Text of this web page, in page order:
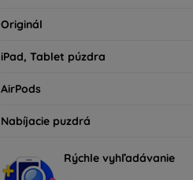
Originál
iPad, Tablet púzdra
AirPods
Nabíjacie puzdrá
Rýchle vyhľadávanie